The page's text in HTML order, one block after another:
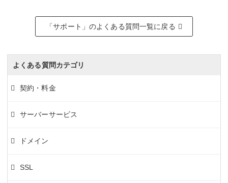
「サポート」のよくある質問一覧に戻る
よくある質問カテゴリ
契約・料金
サーバーサービス
ドメイン
SSL